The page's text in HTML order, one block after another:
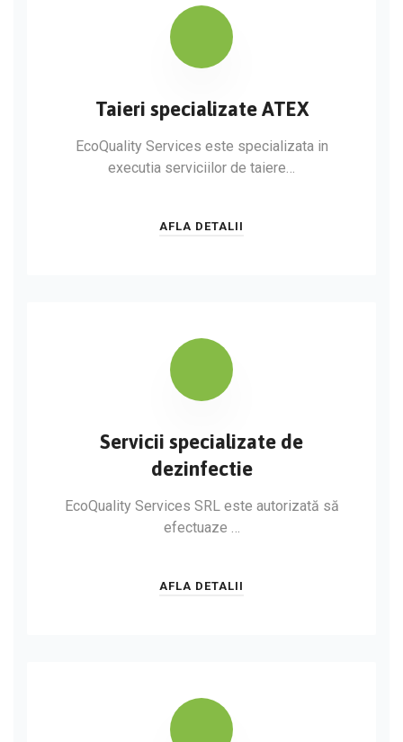
Taieri specializate ATEX
EcoQuality Services este specializata in
executia serviciilor de taiere…
AFLA DETALII
Servicii specializate de
dezinfectie
EcoQuality Services SRL este autorizată să
efectuaze …
AFLA DETALII